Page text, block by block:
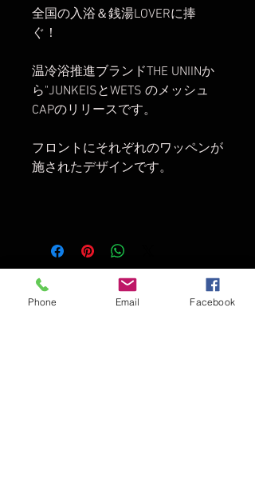
全国の入浴＆銭湯LOVERに捧
ぐ！
温冷浴推進ブランドTHE UNIINか
ら"JUNKEISとWETS のメッシュ
CAPのリリースです。
フロントにそれぞれのワッペンが
施されたデザインです。
© 2016 THE MAGIC NUMBER
Phone Email Facebook